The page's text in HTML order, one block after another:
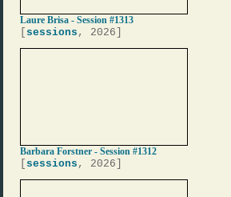
Laure Brisa - Session #1313
sessions , 2026]
Barbara Forstner - Session #1312
sessions , 2026]